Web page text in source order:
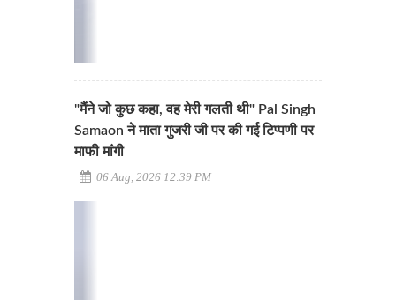
"मैंने जो कुछ कहा, वह मेरी गलती थी" Pal Singh
Samaon ने माता गुजरी जी पर की गई टिप्पणी पर
माफी मांगी
06 Aug, 2026 12:39 PM